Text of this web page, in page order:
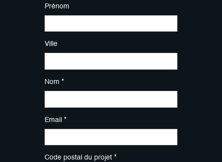
Prénom
Ville
Nom *
Email *
Code postal du projet *